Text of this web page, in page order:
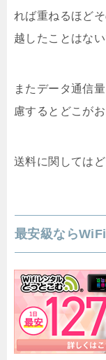
れば重ねるほど
越したことはない
またデータ通信
慮するとどこが
送料に関しては
最安級なら